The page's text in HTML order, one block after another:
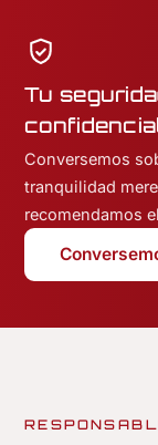
Tu
Conversemos
tranquilidad
recomendamos